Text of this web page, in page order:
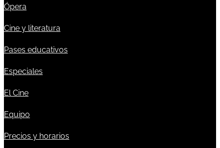
Ópera
Cine y literatura
Pases educativos
Especiales
El Cine
Equipo
Precios y horarios